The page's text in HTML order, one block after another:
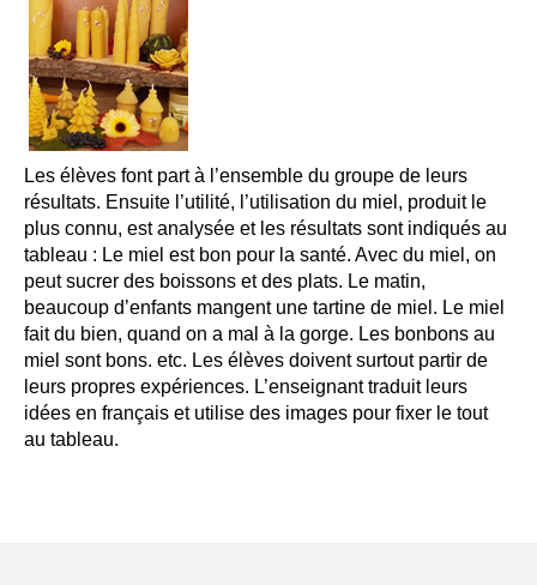
Les élèves font part à l’ensemble du groupe de leurs
résultats. Ensuite l’utilité, l’utilisation du miel, produit le
plus connu, est analysée et les résultats sont indiqués au
tableau : Le miel est bon pour la santé. Avec du miel, on
peut sucrer des boissons et des plats. Le matin,
beaucoup d’enfants mangent une tartine de miel. Le miel
fait du bien, quand on a mal à la gorge. Les bonbons au
miel sont bons. etc. Les élèves doivent surtout partir de
leurs propres expériences. L’enseignant traduit leurs
idées en français et utilise des images pour fixer le tout
au tableau.